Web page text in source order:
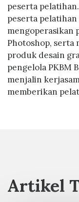
peserta
peserta
mengoperasikan
Photoshop, serta
produk desain
pengelola PKBM
menjalin
memberikan
Artikel